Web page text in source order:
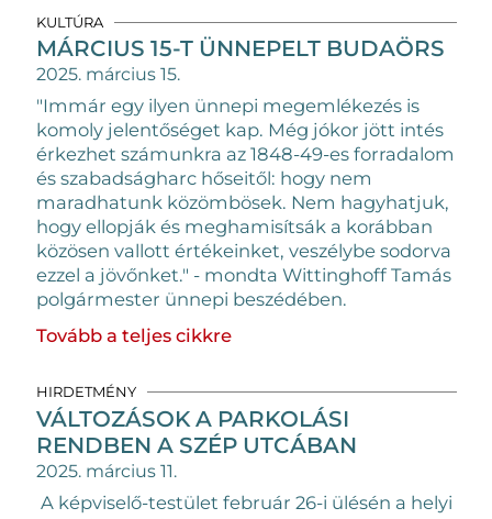
KULTÚRA
MÁRCIUS 15-T ÜNNEPELT BUDAÖRS
2025. március 15.
"Immár egy ilyen ünnepi megemlékezés is
komoly jelentőséget kap. Még jókor jött intés
érkezhet számunkra az 1848-49-es forradalom
és szabadságharc hőseitől: hogy nem
maradhatunk közömbösek. Nem hagyhatjuk,
hogy ellopják és meghamisítsák a korábban
közösen vallott értékeinket, veszélybe sodorva
ezzel a jövőnket." - mondta Wittinghoff Tamás
polgármester ünnepi beszédében.
Tovább a teljes cikkre
HIRDETMÉNY
VÁLTOZÁSOK A PARKOLÁSI
RENDBEN A SZÉP UTCÁBAN
2025. március 11.
A képviselő-testület február 26-i ülésén a helyi